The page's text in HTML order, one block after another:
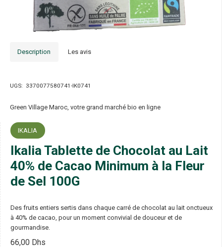
Description Les avis
UGS: 3370077580741-IK0741
Green Village Maroc, votre grand marché bio en ligne
IKALIA
Ikalia Tablette de Chocolat au Lait
40% de Cacao Minimum à la Fleur
de Sel 100G
Des fruits entiers sertis dans chaque carré de chocolat au lait onctueux
à 40% de cacao, pour un moment convivial de douceur et de
gourmandise.
66,00 Dhs